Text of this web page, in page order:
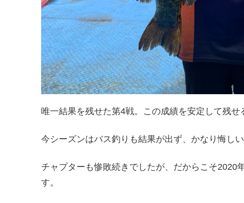
唯一結果を残せた第4戦。この成績を安定して残せ
今シーズンはバス釣りも結果が出ず、かなり悔しい
チャプターも惨敗続きでしたが、だからこそ2020
す。